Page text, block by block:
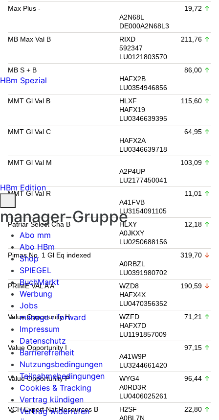
Max Plus -
A2N68L
DE000A2N68L3
19,72
MB Max Val B
RIXD
592347
LU0121803570
211,76
MB S + B
HAFX2B
LU0354946856
86,00
MMT Gl Val B
HLXF
HAFX19
LU0346639395
115,60
MMT Gl Val C
HAFX2A
LU0346639718
64,95
MMT Gl Val M
A2P4UP
LU2177450041
103,09
MMT Gl Val R
A41FVB
LU3154091105
11,01
Patriar Select Cha B
HLXY
A0JKXY
LU0250688156
12,18
Pimas No. 1 Gl Eq indexed
A0RBZL
LU0391980702
319,70
PRIME VAL A A
WZD8
HAFX4X
LU0470356352
190,59
Value Opportunity H
WZFD
HAFX7D
LU1191857009
71,21
Value Opportunity I
A41W9P
LU3244661420
97,15
Value Opportunity P
WYG4
A0RD3R
LU0406025261
96,44
VCH Expert Nat Resources B
H2SF
A0BL7N
22,80
HBm Spezial
HBm Edition
manager-Gruppe
Abo mm
Abo HBm
Shop
SPIEGEL
BuchMarkt
Werbung
Jobs
manage › forward
Impressum
Datenschutz
Barrierefreiheit
Nutzungsbedingungen
Teilnahmebedingungen
Cookies & Tracking
Vertrag kündigen
Vertrag widerrufen